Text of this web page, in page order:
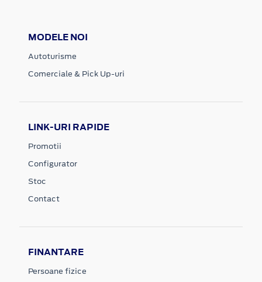
MODELE NOI
Autoturisme
Comerciale & Pick Up-uri
LINK-URI RAPIDE
Promotii
Configurator
Stoc
Contact
FINANTARE
Persoane fizice